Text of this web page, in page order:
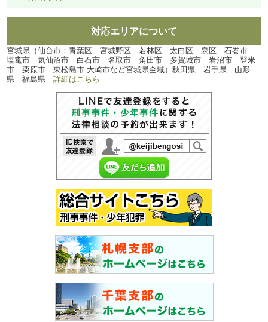
対応エリアについて
宮城県（仙台市：青葉区 宮城野区 若林区 太白区 泉区 石巻市
塩竃市 気仙沼市 白石市 名取市 角田市 多賀城市 岩沼市 登米
市 栗原市 東松島市 大崎市など宮城県全域）秋田県 岩手県 山形
県 福島県詳細はこちら